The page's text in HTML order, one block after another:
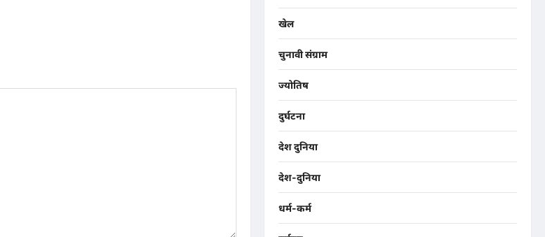
खेल
चुनावी संग्राम
ज्योतिष
दुर्घटना
देश दुनिया
देश-दुनिया
धर्म-कर्म